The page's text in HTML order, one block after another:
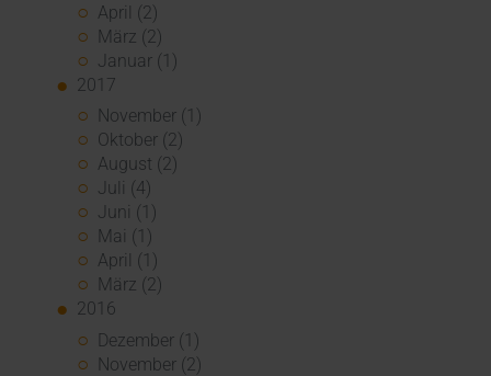
April (2)
März (2)
Januar (1)
2017
November (1)
Oktober (2)
August (2)
Juli (4)
Juni (1)
Mai (1)
April (1)
März (2)
2016
Dezember (1)
November (2)